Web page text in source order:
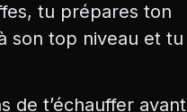
tu prépares ton
son top niveau et tu
de t’échauffer avant